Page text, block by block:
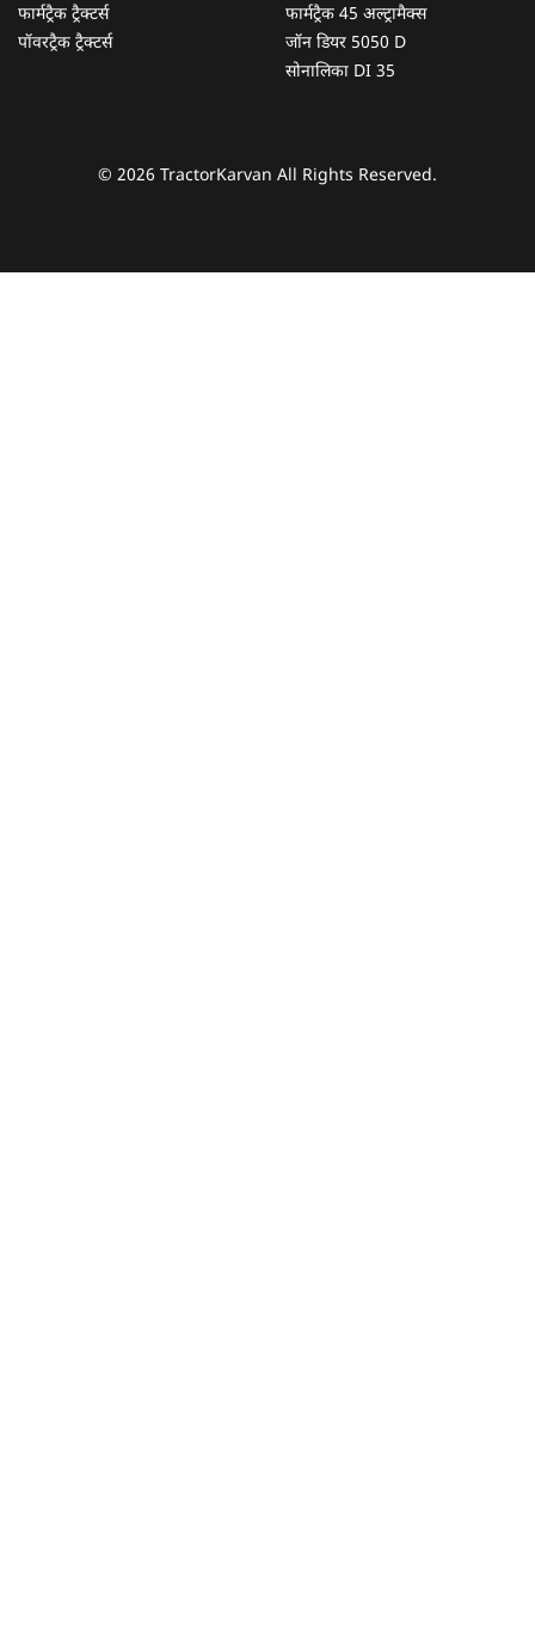
फार्मट्रैक ट्रैक्टर्स
पॉवरट्रैक ट्रैक्टर्स
फार्मट्रैक 45 अल्ट्रामैक्स
जॉन डियर 5050 D
सोनालिका DI 35
© 2026 TractorKarvan All Rights Reserved.